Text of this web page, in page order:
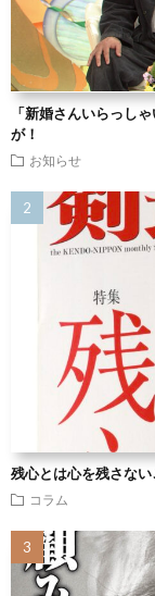
「新婚さんいらっし
が！
お知らせ
残心とは心を残さな
コラム